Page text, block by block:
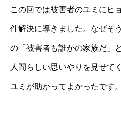
この回では被害者のユミにヒ
件解決に導きました。なぜそ
の「被害者も誰かの家族だ」
人間らしい思いやりを見せて
ユミが助かってよかったです。